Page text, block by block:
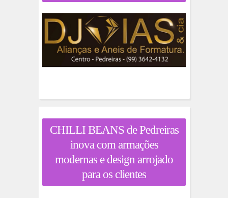
CHILLI BEANS de Pedreiras
inova com armações
modernas e design arrojado
para os clientes